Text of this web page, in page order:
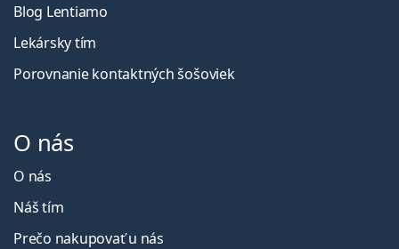
Blog Lentiamo
Lekársky tím
Porovnanie kontaktných šošoviek
O nás
O nás
Náš tím
Prečo nakupovať u nás